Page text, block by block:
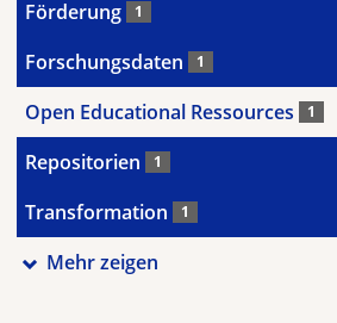
Förderung 1
Forschungsdaten 1
Open Educational Ressources 1
Repositorien 1
Transformation 1
Mehr zeigen